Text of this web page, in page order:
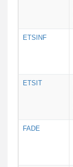
ETSINF
ETSIT
FADE